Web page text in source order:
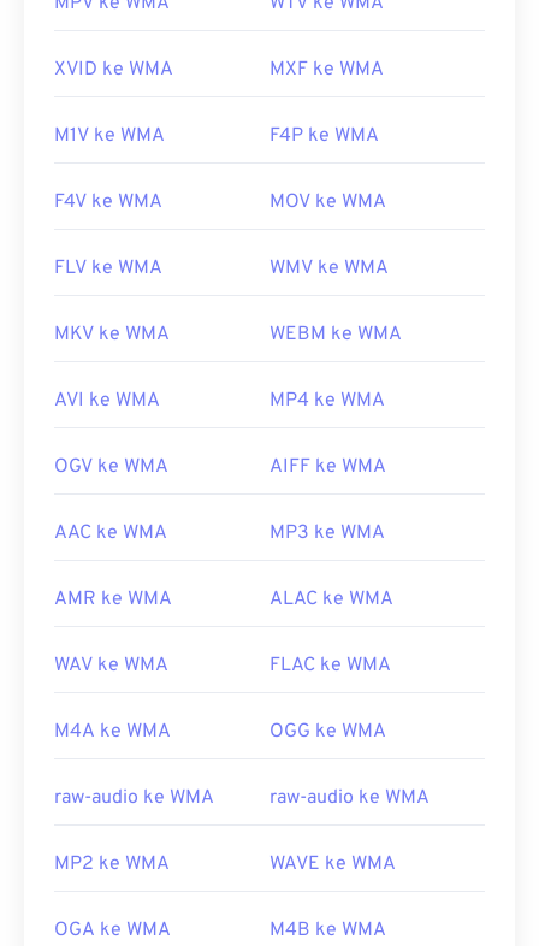
Tautan yang berguna:
codecs
XVID ke WMA MXF ke WMA
M1V ke WMA F4P ke WMA
F4V ke WMA MOV ke WMA
FLV ke WMA WMV ke WMA
MKV ke WMA WEBM ke WMA
AVI ke WMA MP4 ke WMA
OGV ke WMA AIFF ke WMA
AAC ke WMA MP3 ke WMA
AMR ke WMA ALAC ke WMA
WAV ke WMA FLAC ke WMA
M4A ke WMA OGG ke WMA
raw-audio ke WMA raw-audio ke WMA
MP2 ke WMA WAVE ke WMA
OGA ke WMA M4B ke WMA